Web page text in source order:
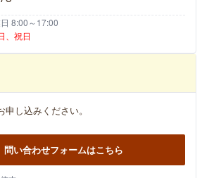
8:00～17:00
、祝日
申し込みください。
問い合わせフォームはこちら